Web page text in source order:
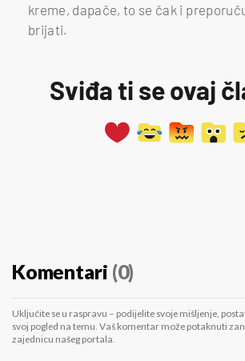
kreme, dapače, to se čak i
brijati.
Sviđa ti se ovaj
Komentari (0)
Uključite se u raspravu – podijelite svoje mišljenje,
svoj pogled na temu. Vaš komentar može potaknuti
zajednicu našeg portala.